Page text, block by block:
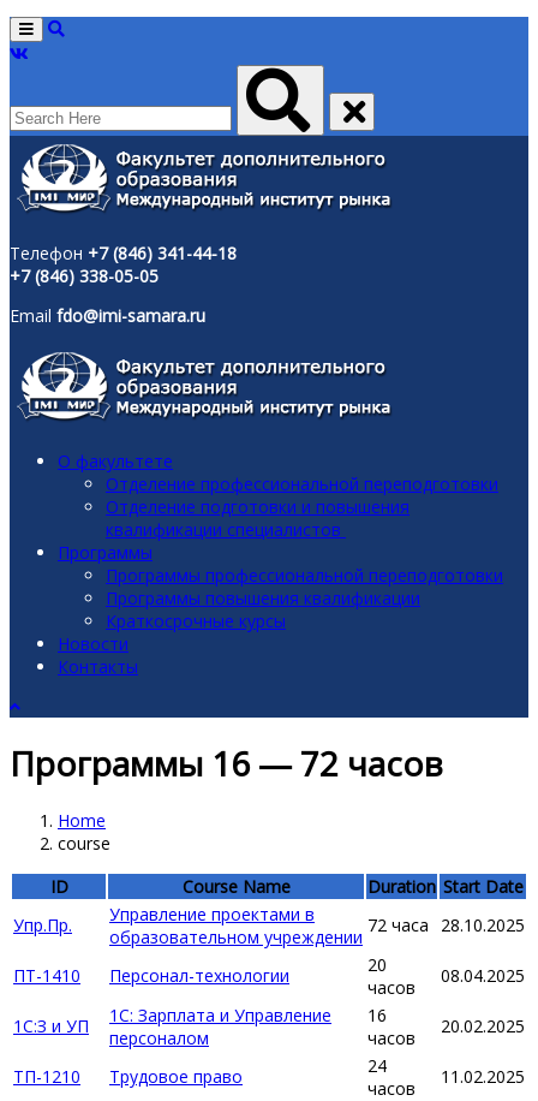
Menu
Телефон +7 (846) 341-44-18
+7 (846) 338-05-05
Email fdo@imi-samara.ru
О факультете
Отделение профессиональной переподготовки
Отделение подготовки и повышения
квалификации специалистов
Программы
Программы профессиональной переподготовки
Программы повышения квалификации
Краткосрочные курсы
Новости
Контакты
Программы 16 — 72 часов
Home
course
ID
Course Name Duration Start Date
Упр.Пр.
Управление проектами в
образовательном учреждении
72 часа 28.10.2025
ПТ-1410 Персонал-технологии
20
часов
08.04.2025
1С:З и УП
1С: Зарплата и Управление
персоналом
16
часов
20.02.2025
ТП-1210 Трудовое право
24
часов
11.02.2025